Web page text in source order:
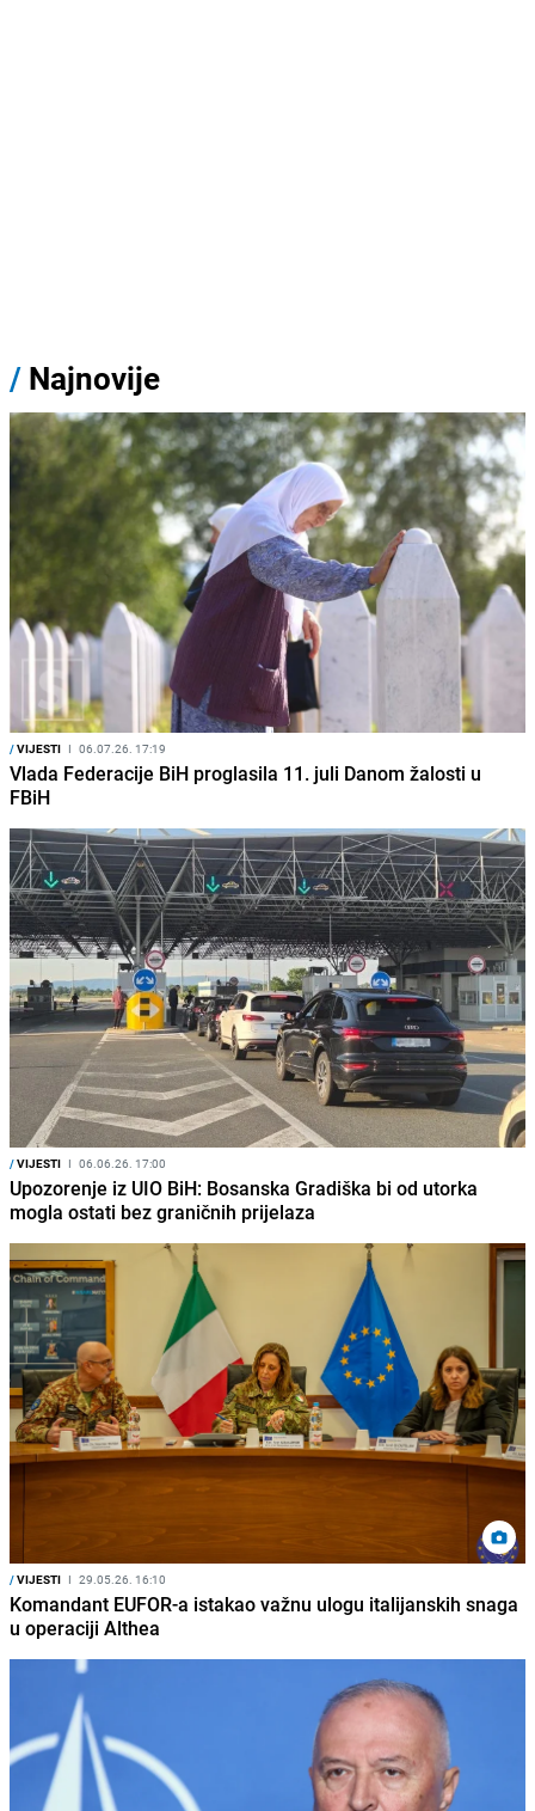
/ Najnovije
/VIJESTI I 06.07.26. 17:19
Vlada Federacije BiH proglasila 11. juli Danom žalosti u
FBiH
/VIJESTI I 06.06.26. 17:00
Upozorenje iz UIO BiH: Bosanska Gradiška bi od utorka
mogla ostati bez graničnih prijelaza
/VIJESTI I 29.05.26. 16:10
Komandant EUFOR-a istakao važnu ulogu italijanskih snaga
u operaciji Althea